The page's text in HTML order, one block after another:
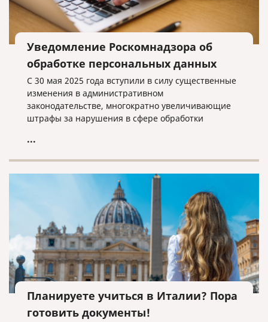
Уведомление Роскомнадзора об
обработке персональных данных
С 30 мая 2025 года вступили в силу существенные
изменения в административном
законодательстве, многократно увеличивающие
штрафы за нарушения в сфере обработки
...
Планируете учиться в Италии? Пора
готовить документы!